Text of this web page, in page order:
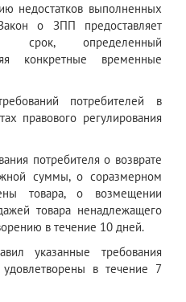
недостатков выполненных
о ЗПП предоставляет
срок, определенный
конкретные временные
потребителей в
правового регулирования
потребителя о возврате
суммы, о соразмерном
товара, о возмещении
товара ненадлежащего
в течение 10 дней.
указанные требования
в течение 7